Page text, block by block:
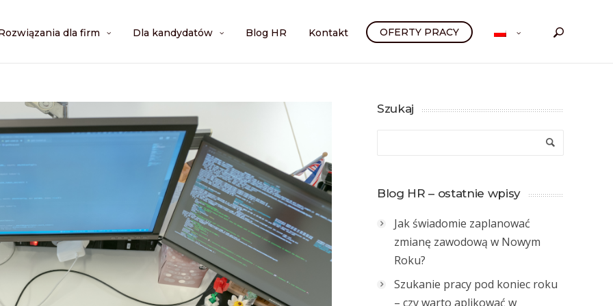
dla firm Dla kandydatów Blog HR Kontakt OFERTY PRACY
Szukaj
Blog HR – ostatnie wpisy
Jak świadomie zaplanować
zmianę zawodową w Nowym
Roku?
Szukanie pracy pod koniec roku
– czy warto aplikować w